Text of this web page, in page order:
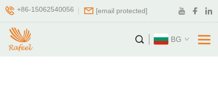
+86-15062540056 [email protected]
BG